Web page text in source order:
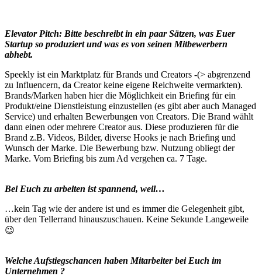
Elevator Pitch: Bitte beschreibt in ein paar Sätzen, was Euer
Startup so produziert und was es von seinen Mitbewerbern
abhebt.
Speekly ist ein Marktplatz für Brands und Creators -(> abgrenzend
zu Influencern, da Creator keine eigene Reichweite vermarkten).
Brands/Marken haben hier die Möglichkeit ein Briefing für ein
Produkt/eine Dienstleistung einzustellen (es gibt aber auch Managed
Service) und erhalten Bewerbungen von Creators. Die Brand wählt
dann einen oder mehrere Creator aus. Diese produzieren für die
Brand z.B. Videos, Bilder, diverse Hooks je nach Briefing und
Wunsch der Marke. Die Bewerbung bzw. Nutzung obliegt der
Marke. Vom Briefing bis zum Ad vergehen ca. 7 Tage.
Bei Euch zu arbeiten ist spannend, weil…
…kein Tag wie der andere ist und es immer die Gelegenheit gibt,
über den Tellerrand hinauszuschauen. Keine Sekunde Langeweile
😉
Welche Aufstiegschancen haben Mitarbeiter bei Euch im
Unternehmen ?